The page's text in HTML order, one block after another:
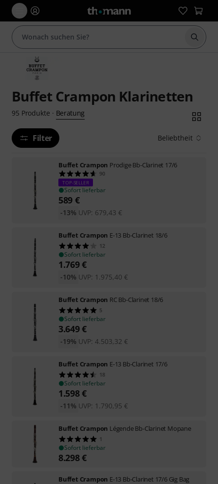
Suche
Buffet Crampon Klarinetten
95 Produkte · Beratung
Filter Beliebtheit
Buffet Crampon Prodige Bb-Clarinet 17/6
90
TOP-SELLER
Sofort lieferbar
589 €
UVP: 679,43 €
-13%
Buffet Crampon E-13 Bb-Clarinet 18/6
12
Sofort lieferbar
1.769€
UVP: 1.975,40 €
-10%
Buffet Crampon RC Bb-Clarinet 18/6
5
Sofort lieferbar
3.649€
UVP: 4.503,32 €
-19%
Buffet Crampon E-13 Bb-Clarinet 17/6
18
Sofort lieferbar
1.598€
UVP: 1.790,95 €
-11%
Buffet Crampon Légende Bb-Clarinet Mopane
1
Sofort lieferbar
8.298€
Buffet Crampon E-13 Bb-Clarinet 17/6 Gig Bag